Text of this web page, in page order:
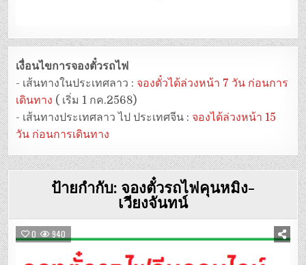
เงื่อนไขการจองตั๋วรถไฟ
- เส้นทางในประเทศลาว : จองตั๋วได้ล่วงหน้า 7 วัน ก่อนการ
เดินทาง ( เริ่ม 1 กค.2568)
- เส้นทางประเทศลาว ไป ประเทศจีน : จองได้ล่วงหน้า 15
วัน ก่อนการเดินทาง
ป้ายกำกับ: จองตั๋วรถไฟคุนหมิง-
เวียงจันทน์
0 940